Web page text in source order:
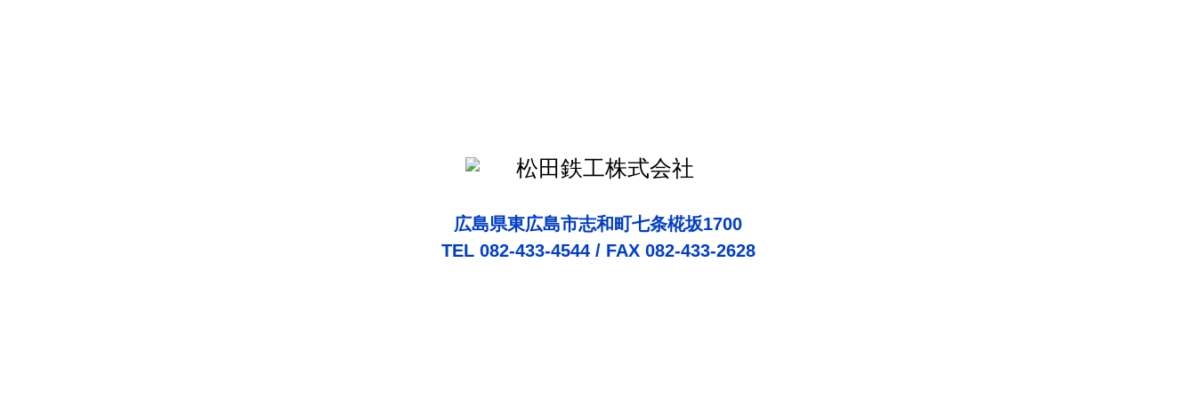
広島県東広島市志和町七条椛坂1700
TEL 082-433-4544 / FAX 082-433-2628